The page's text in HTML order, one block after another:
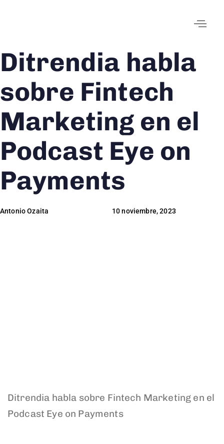
Ditrendia habla
sobre Fintech
Marketing en el
Podcast Eye on
Payments
Author
Antonio Ozaita
Published
on:
10 noviembre, 2023
Published
in:
Ditrendia habla sobre Fintech Marketing en el
Podcast Eye on Payments